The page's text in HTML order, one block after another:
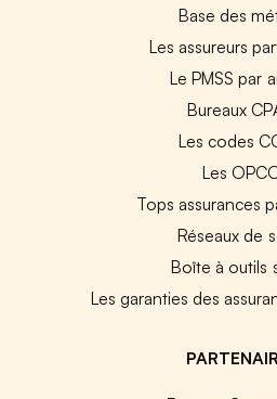
Base des
Les assureurs
Le PMSS par
Bureaux
Les codes
Les
Tops assurances
Réseaux de
Boîte à outils
Les garanties des